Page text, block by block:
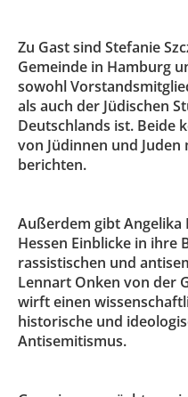
Zu Gast sind Stefanie
Gemeinde in Hamburg
sowohl
als auch der Jüdischen
Deutschlands ist. Beide
von Jüdinnen und
berichten.
Außerdem gibt Angelika
Hessen Einblicke in ihre
rassistischen und
Lennart Onken von der
wirft einen
historische und
Antisemitismus.